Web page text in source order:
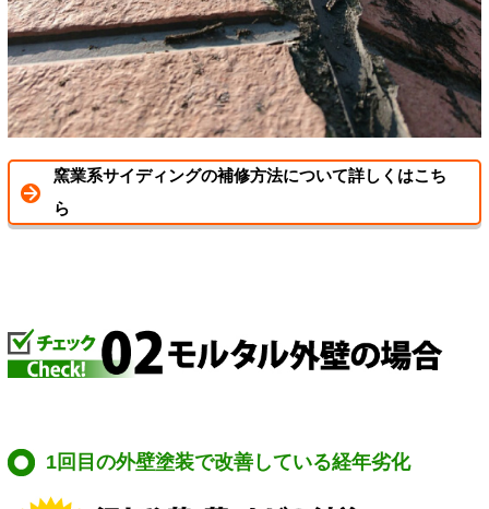
窯業系サイディングの補修方法について詳しくはこち
ら
1回目の外壁塗装で改善している経年劣化